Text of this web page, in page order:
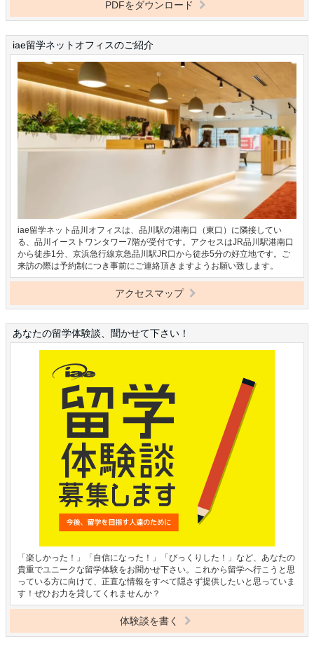
PDFをダウンロード
iae留学ネットオフィスのご紹介
iae留学ネット品川オフィスは、品川駅の港南口（東口）に隣接してい
る、品川イーストワンタワー7階が受付です。アクセスはJR品川駅港南口
から徒歩1分、京浜急行線京急品川駅JR口から徒歩5分の好立地です。ご
来訪の際は予約制につき事前にご連絡頂きますようお願い致します。
アクセスマップ
あなたの留学体験談、聞かせて下さい！
「楽しかった！」「自信になった！」「びっくりした！」など、あなたの
貴重でユニークな留学体験をお聞かせ下さい。これから留学へ行こうと思
っている方に向けて、正直な情報をすべて隠さず提供したいと思っていま
す！ぜひお力を貸してくれませんか？
体験談を書く